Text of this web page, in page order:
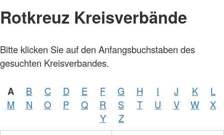
Rotkreuz Kreisverbände
Bitte klicken Sie auf den Anfangsbuchstaben des
gesuchten Kreisverbandes.
A B C D E F G H I J K
L
M
N O P Q R S T U V W
X
Y
Z